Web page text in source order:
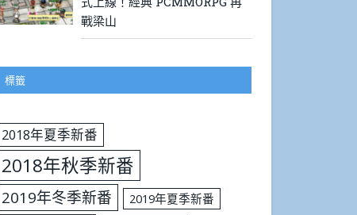
戰梁山
標籤
2018年夏季新番
2018年秋季新番
2019年冬季新番
2019年夏季新番